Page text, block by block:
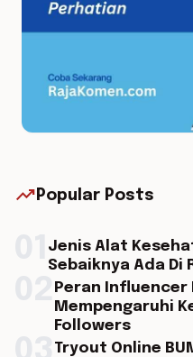
trending_up Popular Posts
Jenis Alat
Sebaiknya Ada Di
Peran
Mempengaruhi
Followers
Tryout Online